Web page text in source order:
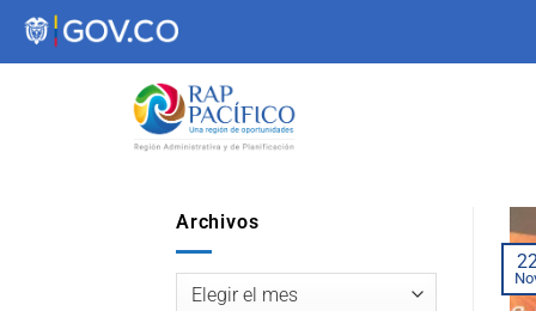
contenido
Archivos